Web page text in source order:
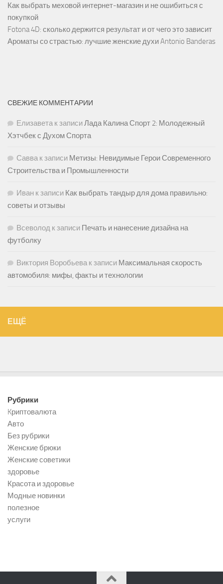
Как выбрать меховой интернет-магазин и не ошибиться с
покупкой
Fotona 4D: сколько держится результат и от чего это зависит
Ароматы со страстью: лучшие женские духи Antonio Banderas
СВЕЖИЕ КОММЕНТАРИИ
Елизавета к записи Лада Калина Спорт 2: Молодежный
Хэтчбек с Духом Спорта
Савва к записи Метизы: Невидимые Герои Современного
Строительства и Промышленности
Иван к записи Как выбрать тандыр для дома правильно:
советы и отзывы
Всеволод к записи Печать и нанесение дизайна на
футболку
Виктория Воробьева к записи Максимальная скорость
автомобиля: мифы, факты и технологии
ЕЩЁ
Рубрики
Kриптовалюта
Авто
Без рубрики
Женские брюки
Женские советики
здоровье
Красота и здоровье
Модные новинки
полезное
услуги